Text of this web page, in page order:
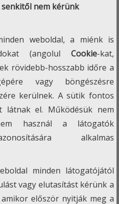
senkitől nem kérünk
weboldal, a miénk is
(angolul Cookie-kat,
rövidebb-hosszabb időre a
vagy böngészésre
kerülnek. A sütik fontos
látnak el. Működésük nem
használ a látogatók
alkalmas
minden látogatójától
vagy elutasítást kérünk a
először nyitják meg a